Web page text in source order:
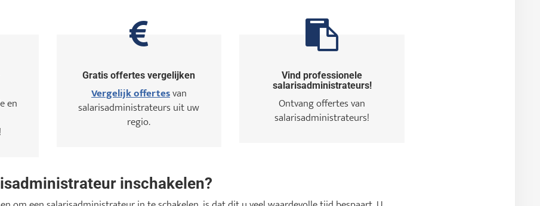
en
Gratis offertes vergelijken
Vergelijk offertesvan
salarisadministrateurs uit uw
regio.
Vind professionele
salarisadministrateurs!
Ontvang offertes van
salarisadministrateurs!
inschakelen?